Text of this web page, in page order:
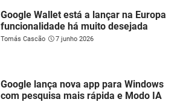
Google Wallet está a lançar na Europa
funcionalidade há muito desejada
Tomás Cascão 7 junho 2026
Google lança nova app para Windows
com pesquisa mais rápida e Modo IA